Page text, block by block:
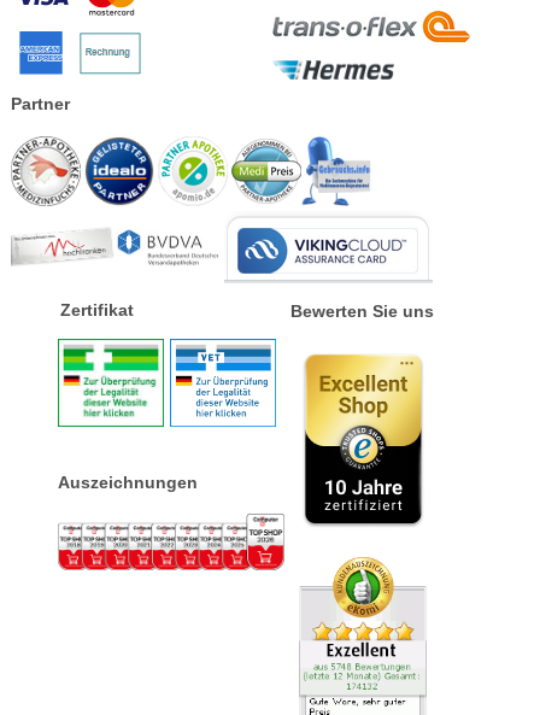
Partner
Zertifikat
Auszeichnungen
Bewerten Sie uns